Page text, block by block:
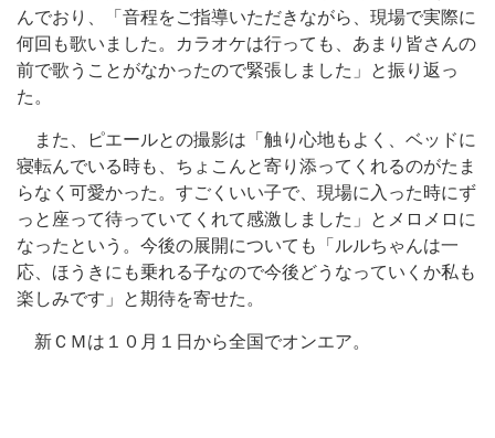
んでおり、「音程をご指導いただきながら、現場で実際に
何回も歌いました。カラオケは行っても、あまり皆さんの
前で歌うことがなかったので緊張しました」と振り返っ
た。
また、ピエールとの撮影は「触り心地もよく、ベッドに
寝転んでいる時も、ちょこんと寄り添ってくれるのがたま
らなく可愛かった。すごくいい子で、現場に入った時にず
っと座って待っていてくれて感激しました」とメロメロに
なったという。今後の展開についても「ルルちゃんは一
応、ほうきにも乗れる子なので今後どうなっていくか私も
楽しみです」と期待を寄せた。
新ＣＭは１０月１日から全国でオンエア。